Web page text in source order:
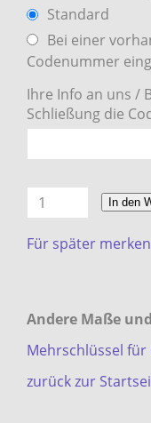
Standard
Bei einer
Codenummer
Ihre Info an uns /
Schließung die
In den
Für später merken
Andere Maße
Mehrschlüssel für
zurück zur